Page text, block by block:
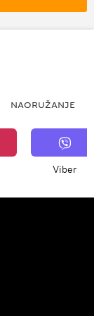
NAORUŽANJE
Viber